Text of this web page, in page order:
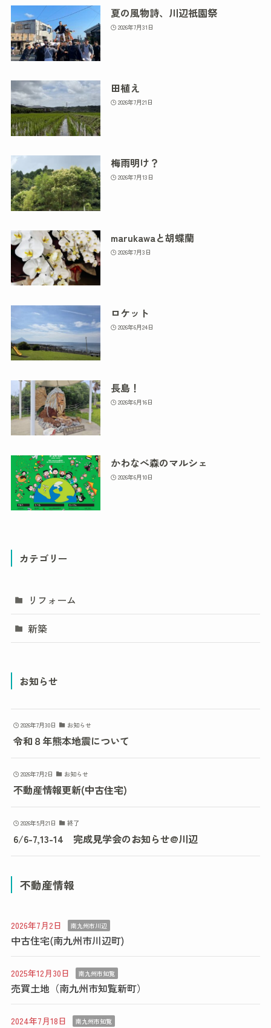
夏の風物詩、川辺祇園祭
2026年7月31日
田植え
2026年7月21日
梅雨明け？
2026年7月13日
marukawaと胡蝶蘭
2026年7月3日
ロケット
2026年6月24日
長島！
2026年6月16日
かわなべ森のマルシェ
2026年6月10日
カテゴリー
リフォーム
新築
お知らせ
2026年7月30日 お知らせ
令和８年熊本地震について
2026年7月2日 お知らせ
不動産情報更新(中古住宅)
2026年5月21日 終了
6/6-7,13-14 完成見学会のお知らせ@川辺
不動産情報
2026年7月2日 南九州市川辺
中古住宅(南九州市川辺町)
2025年12月30日 南九州市知覧
売買土地（南九州市知覧新町）
2024年7月18日 南九州市知覧